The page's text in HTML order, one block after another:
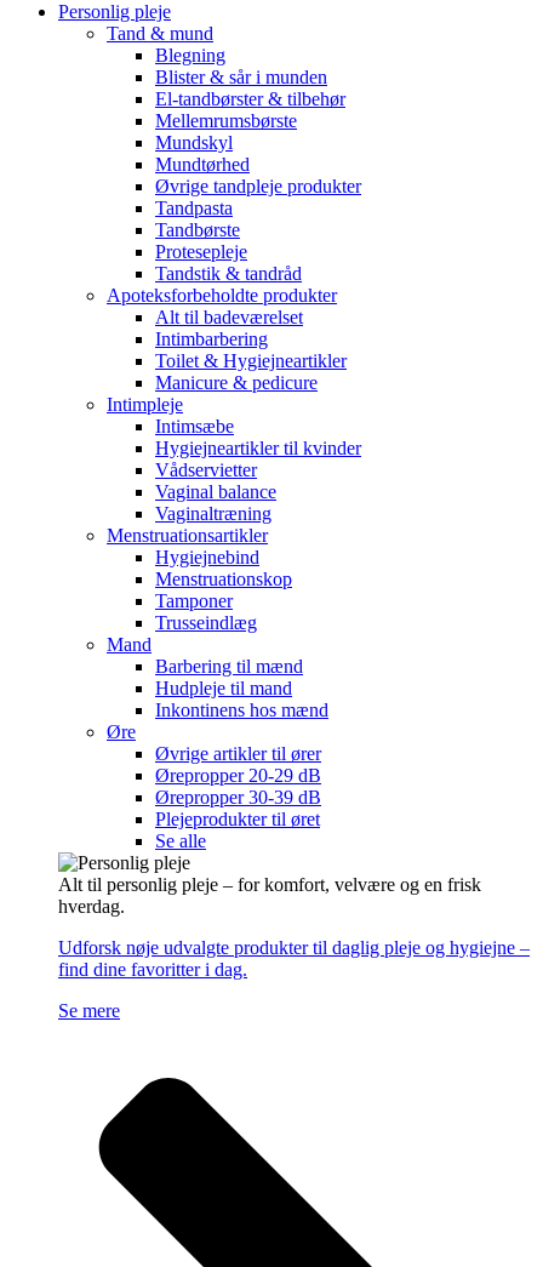
Personlig pleje
Tand & mund
Blegning
Blister & sår i munden
El-tandbørster & tilbehør
Mellemrumsbørste
Mundskyl
Mundtørhed
Øvrige tandpleje produkter
Tandpasta
Tandbørste
Protesepleje
Tandstik & tandråd
Apoteksforbeholdte produkter
Alt til badeværelset
Intimbarbering
Toilet & Hygiejneartikler
Manicure & pedicure
Intimpleje
Intimsæbe
Hygiejneartikler til kvinder
Vådservietter
Vaginal balance
Vaginaltræning
Menstruationsartikler
Hygiejnebind
Menstruationskop
Tamponer
Trusseindlæg
Mand
Barbering til mænd
Hudpleje til mand
Inkontinens hos mænd
Øre
Øvrige artikler til ører
Ørepropper 20-29 dB
Ørepropper 30-39 dB
Plejeprodukter til øret
Se alle
Alt til personlig pleje – for komfort, velvære og en frisk
hverdag.
Udforsk nøje udvalgte produkter til daglig pleje og hygiejne –
find dine favoritter i dag.
Se mere